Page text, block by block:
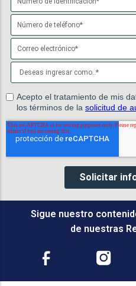
Sigue nuestro
de nuestras